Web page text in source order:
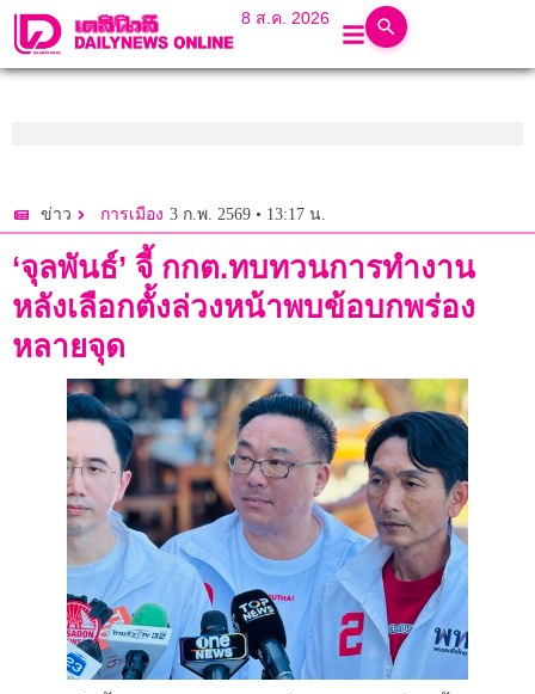
8 ส.ค. 2026
ข่าว การเมือง 3 ก.พ. 2569 • 13:17 น.
‘จุลพันธ์’ จี้ กกต.ทบทวนการทำงาน
หลังเลือกตั้งล่วงหน้าพบข้อบกพร่อง
หลายจุด